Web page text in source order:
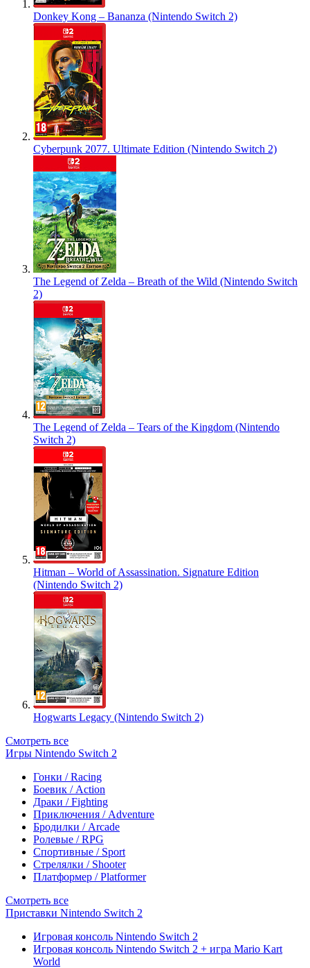
Donkey Kong – Bananza (Nintendo Switch 2)
Cyberpunk 2077. Ultimate Edition (Nintendo Switch 2)
The Legend of Zelda – Breath of the Wild (Nintendo Switch
2)
The Legend of Zelda – Tears of the Kingdom (Nintendo
Switch 2)
Hitman – World of Assassination. Signature Edition
(Nintendo Switch 2)
Hogwarts Legacy (Nintendo Switch 2)
Смотреть все
Игры Nintendo Switch 2
Гонки / Racing
Боевик / Action
Драки / Fighting
Приключения / Adventure
Бродилки / Arcade
Ролевые / RPG
Спортивные / Sport
Стрелялки / Shooter
Платформер / Platformer
Смотреть все
Приставки Nintendo Switch 2
Игровая консоль Nintendo Switch 2
Игровая консоль Nintendo Switch 2 + игра Mario Kart
World